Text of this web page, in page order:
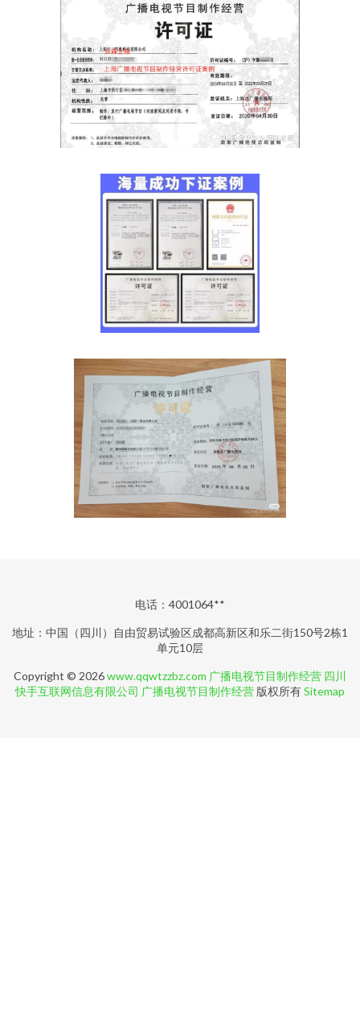
电话：4001064**
地址：中国（四川）自由贸易试验区成都高新区和乐二街150号2栋1
单元10层
Copyright © 2026www.qqwtzzbz.com 广播电视节目制作经营 四川
快手互联网信息有限公司 广播电视节目制作经营 版权所有Sitemap